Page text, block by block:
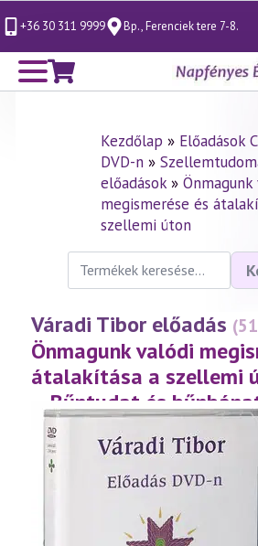
+36 30 311 9999 Bp., Ferenciek tere 7-8.
Kezdőlap » Előadások
DVD-n»
előadások» Önmagunk
megismerése és
szellemi úton
Keresés
következőre:
Váradi Tibor előadás
Önmagunk valódi
átalakítása a szellemi
– Bűntudat és
(2009.03.06.)